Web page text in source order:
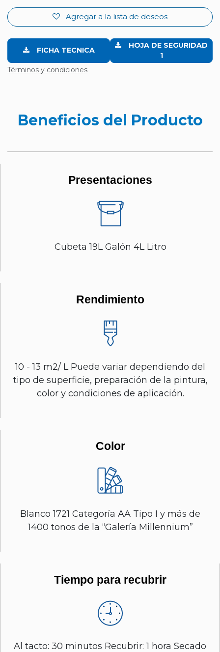
Agregar a la lista de deseos
FICHA TECNICA
1
Términos y condiciones
Beneficios del Producto
Presentaciones
Cubeta 19L Galón 4L Litro
Rendimiento
10 - 13 m2/ L Puede variar dependiendo del
tipo de superficie, preparación de la pintura,
color y condiciones de aplicación.
Color
Blanco 1721 Categoría AA Tipo I y más de
1400 tonos de la “Galería Millennium”
Tiempo para recubrir
Al tacto: 30 minutos Recubrir: 1 hora Secado